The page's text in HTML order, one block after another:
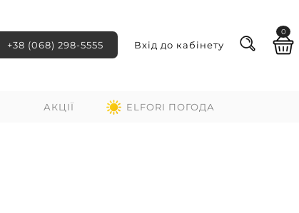
+38 (068) 298-5555 Вхід до кабінету
0
АКЦІЇ ELFORI ПОГОДА